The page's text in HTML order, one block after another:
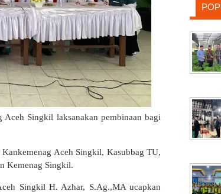
Aceh Singkil laksanakan pembinaan bagi
Aceh Singkil, Kasubbag TU,
Kemenag Singkil.
Singkil H. Azhar, S.Ag.,MA ucapkan